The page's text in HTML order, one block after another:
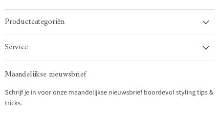
Productcategoriën
Service
Maandelijkse nieuwsbrief
Schrijf je in voor onze maandelijkse nieuwsbrief boordevol styling tips &
tricks.